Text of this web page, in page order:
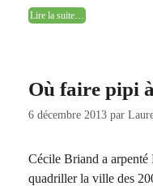
Lire la suite…
Où faire pipi
6 décembre 2013 par
Cécile Briand a arpenté
quadriller la ville des